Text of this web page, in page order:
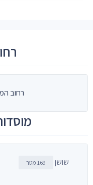
רחוב
שושן 169 מטר